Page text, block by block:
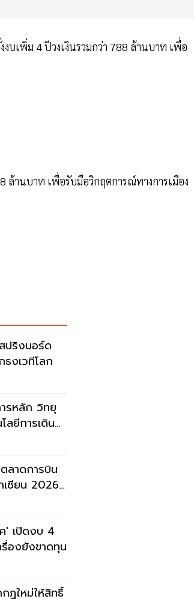
บเพิ่ม 4 ปีวงเงินรวมกว่า 788 ล้านบาท เพื่อ
ล้านบาท เพื่อรับมือวิกฤตการณ์ทางการเมือง
ปริงบอร์ด
งเวทีโลก
รหลัก วิทยุ
ลยีการเดิน
ลาดการบิน
ซียน 2026
' เปิดงบ 4
องยังขาดทุน
ฏใหม่ให้สิทธิ์